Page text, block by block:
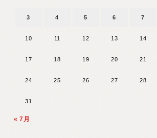
3 4 5 6 7
10 11 12 13 14
17 18 19 20 21
24 25 26 27 28
31
« 7月